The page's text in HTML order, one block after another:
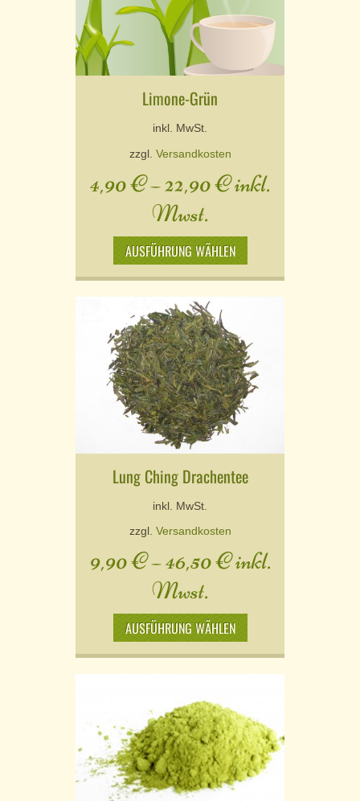
Limone-Grün
inkl. MwSt.
zzgl. Versandkosten
4,90€–22,90€inkl.
Mwst.
AUSFÜHRUNG WÄHLEN
Lung Ching Drachentee
inkl. MwSt.
zzgl. Versandkosten
9,90€–46,50€inkl.
Mwst.
AUSFÜHRUNG WÄHLEN